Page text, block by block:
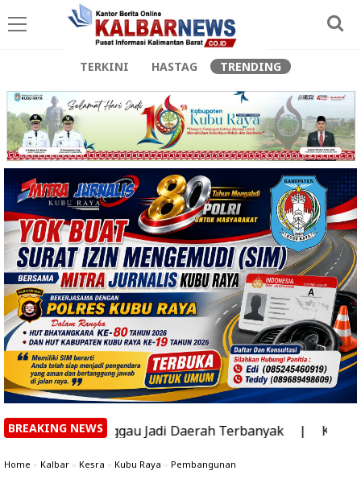
TERKINI HASTAG TRENDING
BREAKING NEWSJadi Daerah Terbanyak | KPU Sekadau
Home » Kalbar » Kesra » Kubu Raya » Pembangunan